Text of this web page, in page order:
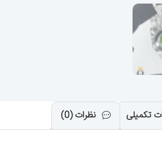
تکمیلی نظرات (0)